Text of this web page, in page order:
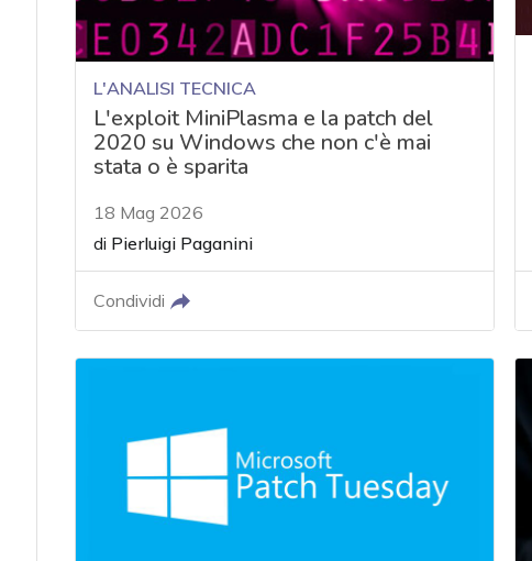
L'ANALISI TECNICA
L'exploit MiniPlasma e la patch del
2020 su Windows che non c'è mai
stata o è sparita
18 Mag 2026
di Pierluigi Paganini
Condividi